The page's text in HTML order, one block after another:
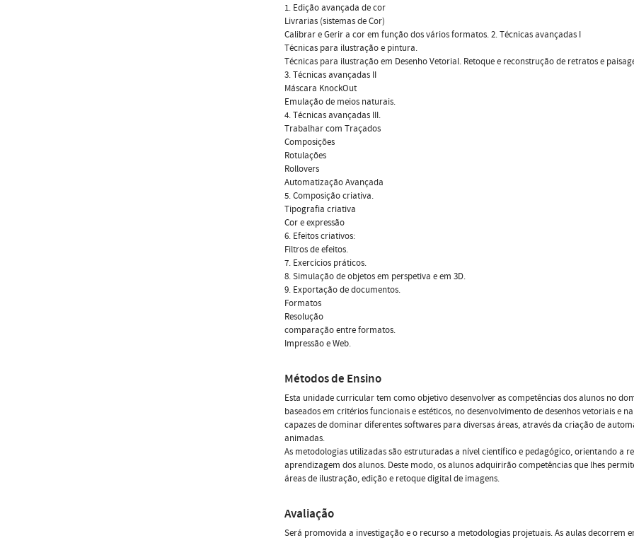
1. Edição avançada de cor
Livrarias (sistemas de Cor)
Calibrar e Gerir a cor em função dos vários formatos. 2. Técnicas avançadas I
Técnicas para ilustração e pintura.
Técnicas para ilustração em Desenho Vetorial. Retoque e reconstrução de retratos e
3. Técnicas avançadas II
Máscara KnockOut
Emulação de meios naturais.
4. Técnicas avançadas III.
Trabalhar com Traçados
Composições
Rotulações
Rollovers
Automatização Avançada
5. Composição criativa.
Tipografia criativa
Cor e expressão
6. Efeitos criativos:
Filtros de efeitos.
7. Exercícios práticos.
8. Simulação de objetos em perspetiva e em 3D.
9. Exportação de documentos.
Formatos
Resolução
comparação entre formatos.
Impressão e Web.
Métodos de Ensino
Esta unidade curricular tem como objetivo desenvolver as competências dos alunos no
baseados em critérios funcionais e estéticos, no desenvolvimento de desenhos vetoriais e
capazes de dominar diferentes softwares para diversas áreas, através da criação de
animadas.
As metodologias utilizadas são estruturadas a nível científico e pedagógico, orientando a
aprendizagem dos alunos. Deste modo, os alunos adquirirão competências que lhes
áreas de ilustração, edição e retoque digital de imagens.
Avaliação
Será promovida a investigação e o recurso a metodologias projetuais. As aulas